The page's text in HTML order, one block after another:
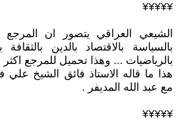
¥¥¥¥¥
الشيعي العراقي يتصور ان
بالسياسة بالاقتصاد بالدين بالثقافة
بالرياضيات ... وهذا تحميل للمرجع
هذا ما قاله الاستاذ فائق الشيخ علي
مع عبد الله المديفر .
¥¥¥¥¥